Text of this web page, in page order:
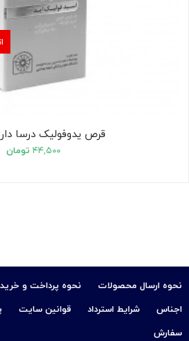
قرص یدوفولیک درسا دارو ۳۰
۴۴,۵۰۰ تومان
نحوه ارسال محصولات نحوه پرداخت و خرید
اجناس
شرایط استرداد قوانین سایت
سفارش